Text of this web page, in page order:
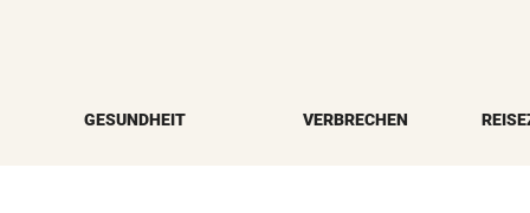
GESUNDHEIT VERBRECHEN